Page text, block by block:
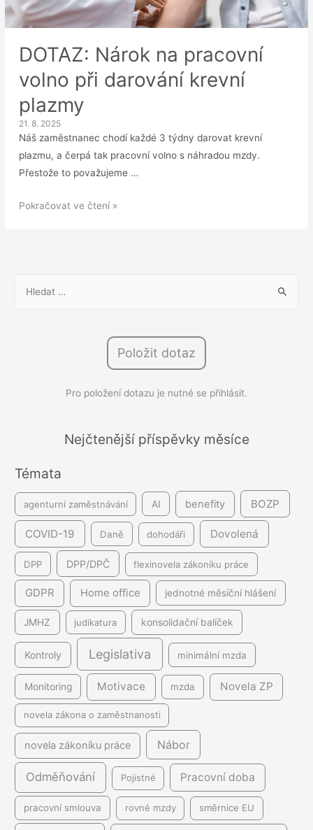
DOTAZ: Nárok na pracovní
volno při darování krevní
plazmy
21. 8. 2025
Náš zaměstnanec chodí každé 3 týdny darovat krevní
plazmu, a čerpá tak pracovní volno s náhradou mzdy.
Přestože to považujeme …
DOTAZ:
při
Pokračovat ve čtení »
í
Položit dotaz
Pro položení dotazu je nutné se přihlásit.
Nejčtenější příspěvky měsíce
Témata
agenturní zaměstnávání AI benefity BOZP
COVID-19 Daně dohodáři Dovolená
DPP DPP/DPČ flexinovela zákoníku práce
GDPR Home office jednotné měsíční hlášení
JMHZ judikatura konsolidační balíček
Kontroly Legislativa minimální mzda
Monitoring Motivace mzda Novela ZP
novela zákona o zaměstnanosti
novela zákoníku práce Nábor
Odměňování Pojistné Pracovní doba
pracovní smlouva rovné mzdy směrnice EU